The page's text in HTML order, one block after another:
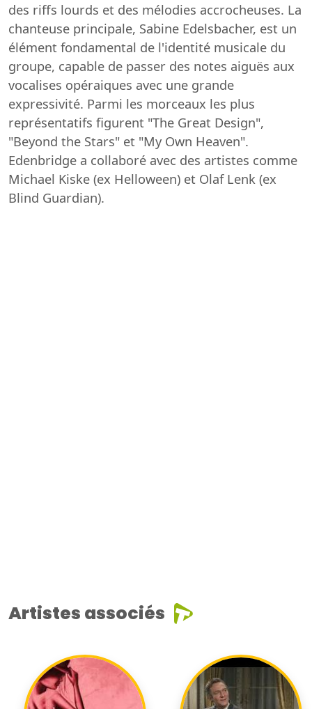
des riffs lourds et des mélodies accrocheuses. La
chanteuse principale, Sabine Edelsbacher, est un
élément fondamental de l'identité musicale du
groupe, capable de passer des notes aiguës aux
vocalises opéraiques avec une grande
expressivité. Parmi les morceaux les plus
représentatifs figurent "The Great Design",
"Beyond the Stars" et "My Own Heaven".
Edenbridge a collaboré avec des artistes comme
Michael Kiske (ex Helloween) et Olaf Lenk (ex
Blind Guardian).
Artistes associés